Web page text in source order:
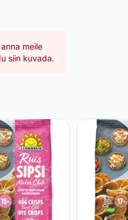
meile
siin kuvada.